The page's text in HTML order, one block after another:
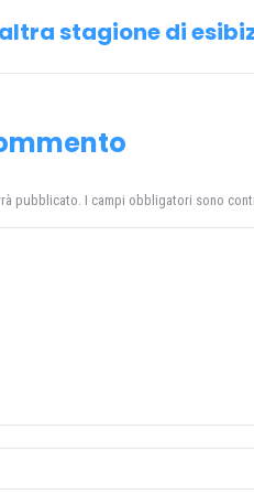
stagione di
pubblicato. I campi obbligatori sono